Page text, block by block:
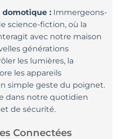
domotique : Immergeons-
science-fiction, où la
avec notre maison
générations
les lumières, la
les appareils
simple geste du poignet.
dans notre quotidien
de sécurité.
Connectées